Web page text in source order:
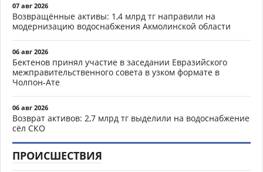
07 авг 2026
Возвращённые активы: 1,4 млрд тг направили на
модернизацию водоснабжения Акмолинской области
06 авг 2026
Бектенов принял участие в заседании Евразийского
межправительственного совета в узком формате в
Чолпон-Ате
06 авг 2026
Возврат активов: 2,7 млрд тг выделили на водоснабжение
сёл СКО
ПРОИСШЕСТВИЯ